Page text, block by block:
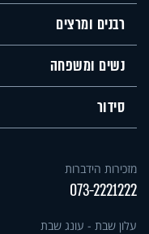
רבנים ומרצים
נשים ומשפחה
סידור
מזכירות הידברות
073-2221222
עלון שבת - עונג שבת